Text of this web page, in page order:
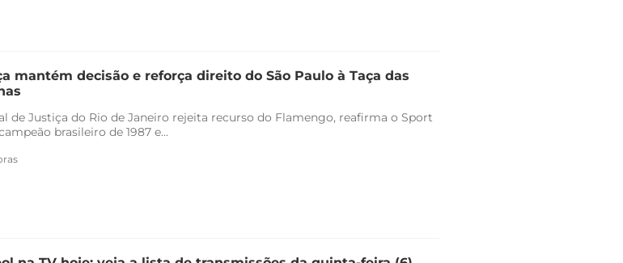
mantém decisão e reforça direito do São Paulo à Taça das
de Justiça do Rio de Janeiro rejeita recurso do Flamengo, reafirma o Sport
brasileiro de 1987 e...